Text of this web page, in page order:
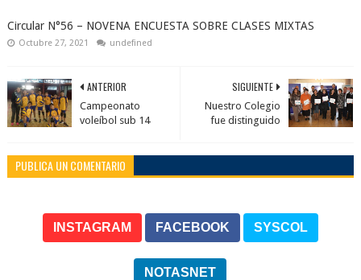
Circular N°56 – NOVENA ENCUESTA SOBRE CLASES MIXTAS
Octubre 27, 2021 undefined
SIGUIENTE
Nuestro Colegio
fue distinguido
ANTERIOR
Campeonato
voleíbol sub 14
PUBLICA UN COMENTARIO
INSTAGRAM FACEBOOK SYSCOL
NOTASNET